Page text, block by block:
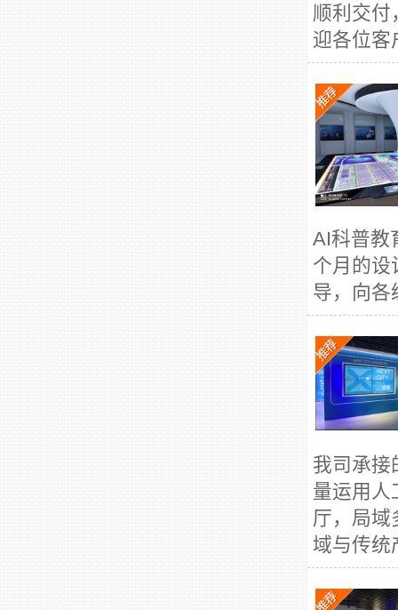
顺利交付
迎各位客
AI科普教
个月的设
导，向各
我司承接
量运用人
厅，局域
域与传统